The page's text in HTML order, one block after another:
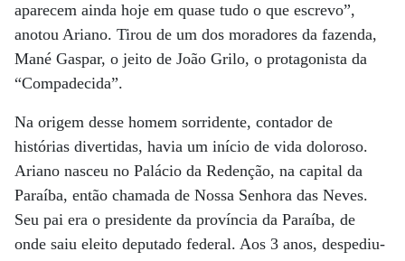
aparecem ainda hoje em quase tudo o que escrevo”,
anotou Ariano. Tirou de um dos moradores da fazenda,
Mané Gaspar, o jeito de João Grilo, o protagonista da
“Compadecida”.
Na origem desse homem sorridente, contador de
histórias divertidas, havia um início de vida doloroso.
Ariano nasceu no Palácio da Redenção, na capital da
Paraíba, então chamada de Nossa Senhora das Neves.
Seu pai era o presidente da província da Paraíba, de
onde saiu eleito deputado federal. Aos 3 anos, despediu-